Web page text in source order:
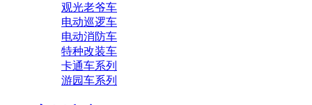
观光老爷车
电动巡逻车
电动消防车
特种改装车
卡通车系列
游园车系列